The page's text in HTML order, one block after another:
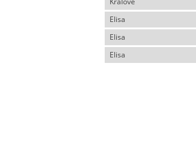
Elisa
Elisa
Elisa